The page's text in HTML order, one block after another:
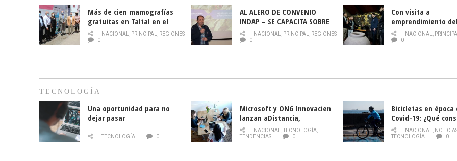
Más de cien mamografías
gratuitas en Taltal en el
mes de la prevención del
cáncer de mama
NACIONAL, PRINCIPAL, REGIONES
0
AL ALERO DE CONVENIO
INDAP – SE CAPACITA SOBRE
PLAGA DROSOPHILA SUZUKII
NACIONAL, PRINCIPAL, REGIONES
0
Con visita a
emprendimiento
y llamado al
historia campesina
NACIONAL,
0
TECNOLOGÍA
Una oportunidad para no
dejar pasar
TECNOLOGÍA 0
Microsoft y ONG Innovacien
lanzan aDistancia,
plataforma con cursos
gratuitos online sobre
NACIONAL,TECNOLOGÍA,
TENDENCIAS
0
Bicicletas en época
Covid-19: ¿Qué
momento de
NACIONAL,
TECNOLOGÍA
0